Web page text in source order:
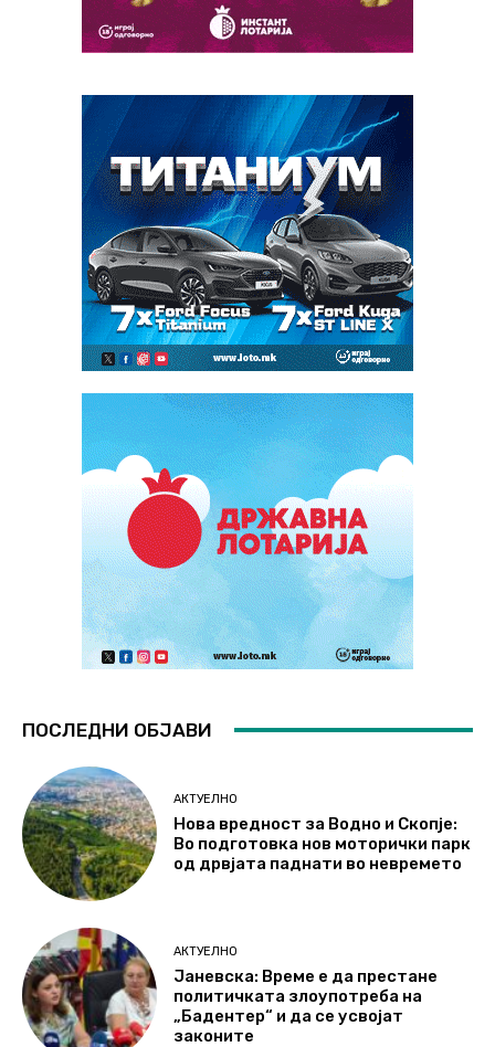
ПОСЛЕДНИ ОБЈАВИ
АКТУЕЛНО
Нова вредност за Водно и Скопје:
Во подготовка нов моторички парк
од дрвјата паднати во невремето
АКТУЕЛНО
Јаневска: Време е да престане
политичката злоупотреба на
„Бадентер“ и да се усвојат
законите